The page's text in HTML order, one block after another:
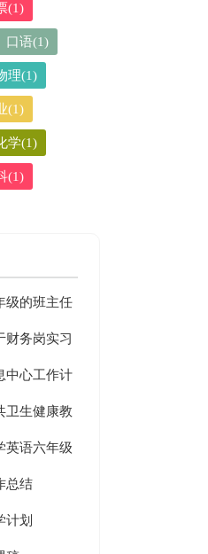
(1)
口语(1)
理(1)
(1)
学(1)
(1)
级的班主任
言稿
财务岗实习
合集八篇
中心工作计
卫生健康教
结
英语六年级
反思
总结
计划